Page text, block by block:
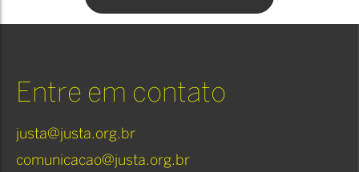
Entre em contato
justa@justa.org.br
comunicacao@justa.org.br